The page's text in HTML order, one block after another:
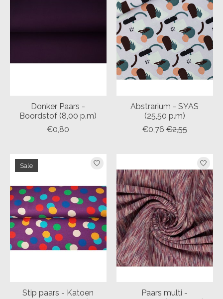
Donker Paars -
Boordstof (8,00 p.m)
€0,80
Abstrarium - SYAS
(25,50 p.m)
€0,76 €2,55
Sale
Stip paars - Katoen
Paars multi -